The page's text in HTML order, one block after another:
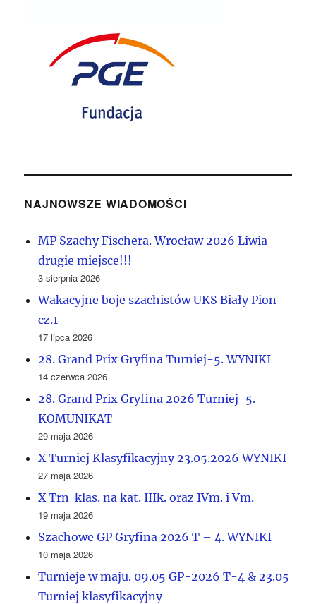
NAJNOWSZE WIADOMOŚCI
MP Szachy Fischera. Wrocław 2026 Liwia
drugie miejsce!!!
3 sierpnia 2026
Wakacyjne boje szachistów UKS Biały Pion
cz.1
17 lipca 2026
28. Grand Prix Gryfina Turniej-5. WYNIKI
14 czerwca 2026
28. Grand Prix Gryfina 2026 Turniej-5.
KOMUNIKAT
29 maja 2026
X Turniej Klasyfikacyjny 23.05.2026 WYNIKI
27 maja 2026
X Trn klas. na kat. IIIk. oraz IVm. i Vm.
19 maja 2026
Szachowe GP Gryfina 2026 T – 4. WYNIKI
10 maja 2026
Turnieje w maju. 09.05 GP-2026 T-4 & 23.05
Turniej klasyfikacyjny